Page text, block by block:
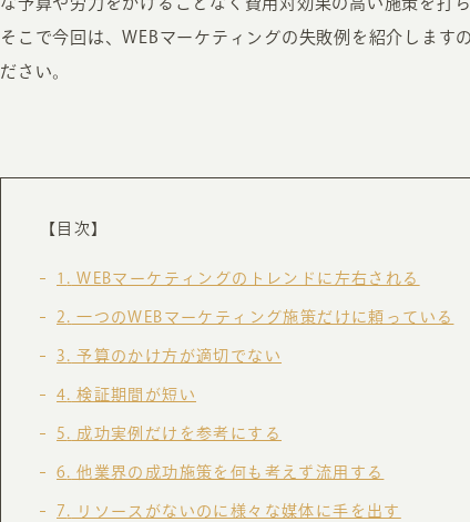
ホームページ集客の重要性
お知らせ・コラム
ABOUT
オフィス紹介・会社概要
ホームページ集客にかける想い
そこで今回は、WEBマーケティングの失敗例を紹介します
ださい。
【目次】
1 WEBマーケティングのトレンドに左右される
2 一つのWEBマーケティング施策だけに頼っている
3 予算のかけ方が適切でない
4 検証期間が短い
5 成功実例だけを参考にする
6 他業界の成功施策を何も考えず流用する
7 リソースがないのに様々な媒体に手を出す